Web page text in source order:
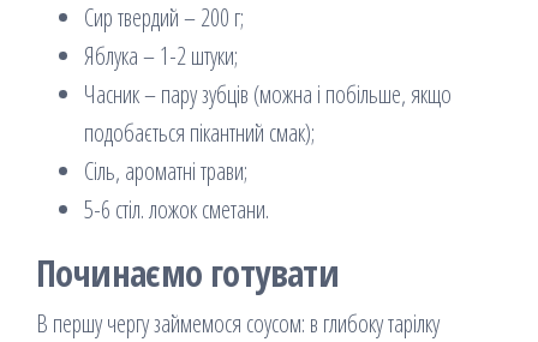
Сир твердий – 200 г;
Яблука – 1-2 штуки;
Часник – пару зубців (можна і побільше, якщо
подобається пікантний смак);
Сіль, ароматні трави;
5-6 стіл. ложок сметани.
Починаємо готувати
В першу чергу займемося соусом: в глибоку тарілку